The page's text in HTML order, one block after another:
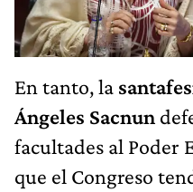
En tanto, la
Ángeles Sacnun
facultades al Poder
que el Congreso